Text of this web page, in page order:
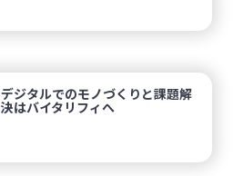
デジタルでのモノづくりと課題解
決はバイタリフィへ